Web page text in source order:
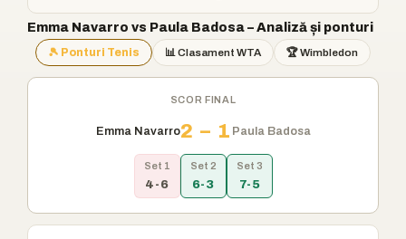
Emma Navarro vs Paula Badosa – Analiză și ponturi
🎾 Ponturi Tenis 📊 Clasament WTA 🏆 Wimbledon
SCOR FINAL
Emma Navarro2 – 1 Paula Badosa
Set 1
4-6
Set 2
6-3
Set 3
7-5